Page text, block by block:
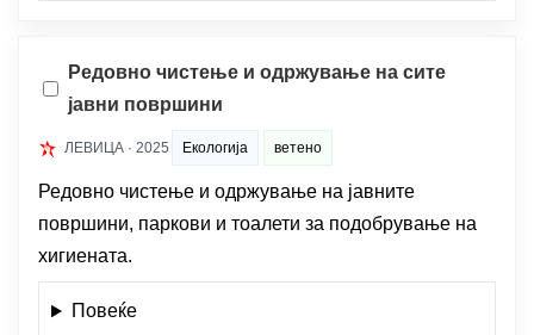
Редовно чистење и одржување на сите
јавни површини
ЛЕВИЦА · 2025 Екологија ветено
Редовно чистење и одржување на јавните
површини, паркови и тоалети за подобрување на
хигиената.
Повеќе